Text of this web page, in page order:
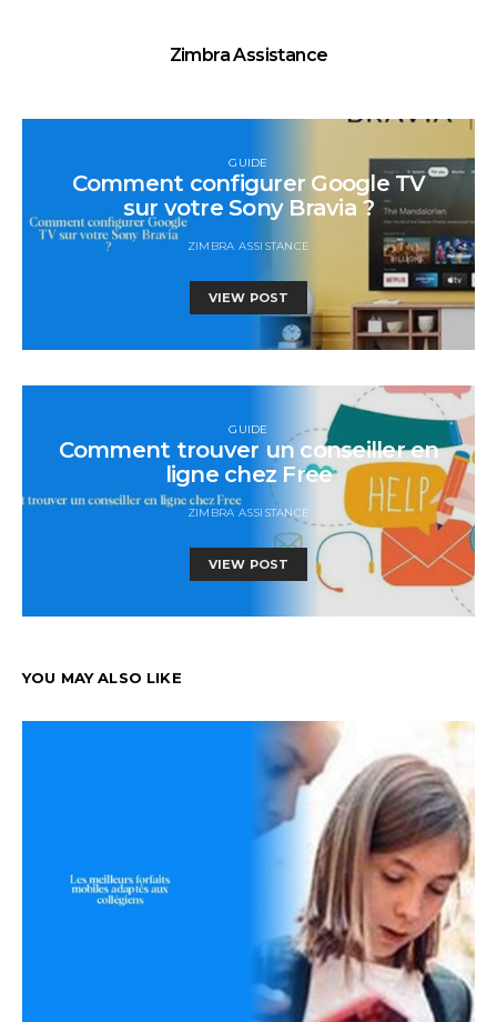
Zimbra Assistance
GUIDE
Comment configurer Google TV
sur votre Sony Bravia ?
ZIMBRA ASSISTANCE
VIEW POST
GUIDE
Comment trouver un conseiller en
ligne chez Free
ZIMBRA ASSISTANCE
VIEW POST
YOU MAY ALSO LIKE